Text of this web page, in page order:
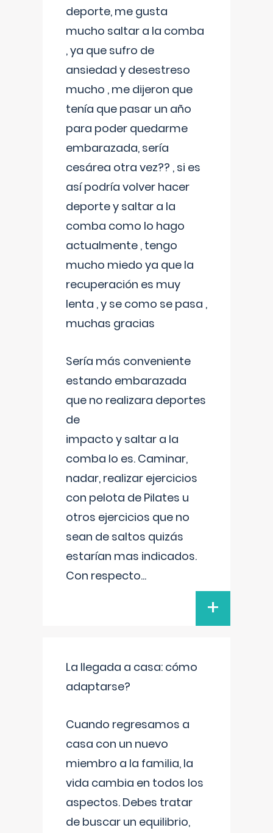
deporte, me gusta
mucho saltar a la comba
, ya que sufro de
ansiedad y desestreso
mucho , me dijeron que
tenía que pasar un año
para poder quedarme
embarazada, sería
cesárea otra vez?? , si es
así podría volver hacer
deporte y saltar a la
comba como lo hago
actualmente , tengo
mucho miedo ya que la
recuperación es muy
lenta , y se como se pasa ,
muchas gracias
Sería más conveniente
estando embarazada
que no realizara deportes
de
impacto y saltar a la
comba lo es. Caminar,
nadar, realizar ejercicios
con pelota de Pilates u
otros ejercicios que no
sean de saltos quizás
estarían mas indicados.
Con respecto...
+
La llegada a casa: cómo
adaptarse?
Cuando regresamos a
casa con un nuevo
miembro a la familia, la
vida cambia en todos los
aspectos. Debes tratar
de buscar un equilibrio,